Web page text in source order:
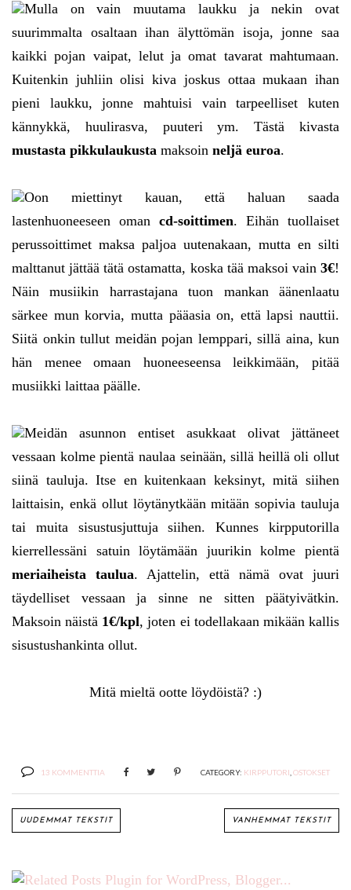
Mulla on vain muutama laukku ja nekin ovat
suurimmalta osaltaan ihan älyttömän isoja, jonne saa
kaikki pojan vaipat, lelut ja omat tavarat mahtumaan.
Kuitenkin juhliin olisi kiva joskus ottaa mukaan ihan
pieni laukku, jonne mahtuisi vain tarpeelliset kuten
kännykkä, huulirasva, puuteri ym. Tästä kivasta
mustasta pikkulaukusta maksoin neljä euroa.
Oon miettinyt kauan, että haluan saada
lastenhuoneeseen oman cd-soittimen. Eihän tuollaiset
perussoittimet maksa paljoa uutenakaan, mutta en silti
malttanut jättää tätä ostamatta, koska tää maksoi vain 3€!
Näin musiikin harrastajana tuon mankan äänenlaatu
särkee mun korvia, mutta pääasia on, että lapsi nauttii.
Siitä onkin tullut meidän pojan lemppari, sillä aina, kun
hän menee omaan huoneeseensa leikkimään, pitää
musiikki laittaa päälle.
Meidän asunnon entiset asukkaat olivat jättäneet
vessaan kolme pientä naulaa seinään, sillä heillä oli ollut
siinä tauluja. Itse en kuitenkaan keksinyt, mitä siihen
laittaisin, enkä ollut löytänytkään mitään sopivia tauluja
tai muita sisustusjuttuja siihen. Kunnes kirpputorilla
kierrellessäni satuin löytämään juurikin kolme pientä
meriaiheista taulua. Ajattelin, että nämä ovat juuri
täydelliset vessaan ja sinne ne sitten päätyivätkin.
Maksoin näistä 1€/kpl, joten ei todellakaan mikään kallis
sisustushankinta ollut.
Mitä mieltä ootte löydöistä? :)
13 KOMMENTTIA CATEGORY: KIRPPUTORI,OSTOKSET
UUDEMMAT TEKSTIT VANHEMMAT TEKSTIT